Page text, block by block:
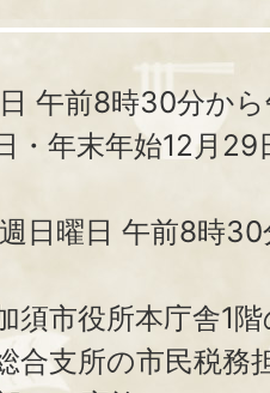
午前8時30分か
・年末年始12月
日曜日 午前8時
須市役所本庁舎1
合支所の市民税務